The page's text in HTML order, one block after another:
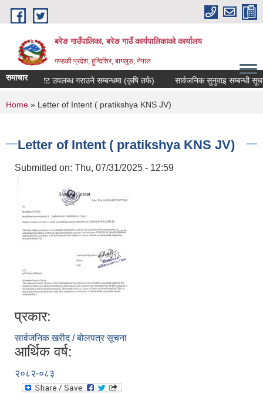
Skip to main content
बरेङ गाउँपालिका, बरेङ गाउँ कार्यपालिकाको कार्यालय
गण्डकी प्रदेश, हुग्दिशिर, बागलुङ, नेपाल
समाचारदररेट उपलब्ध गराउने सम्बन्धमा (कृषि तर्फ) सार्वजनिक सुनुवाइ सम्बन्धी सूचना
You are here
Home » Letter of Intent ( pratikshya KNS JV)
Letter of Intent ( pratikshya KNS JV)
Submitted on: Thu, 07/31/2025 - 12:59
प्रकार:
सार्वजनिक खरीद / बोलपत्र सूचना
आर्थिक वर्ष:
२०८२-०८३